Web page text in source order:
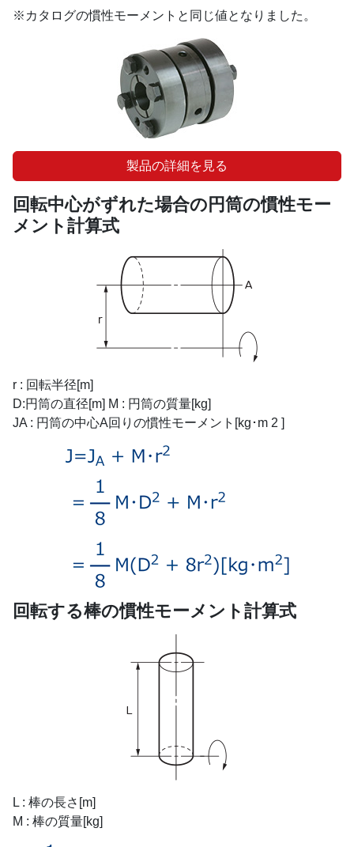
※カタログの慣性モーメントと同じ値となりました。
製品の詳細を見る
回転中心がずれた場合の円筒の慣性モー
メント計算式
r : 回転半径[m]
D:円筒の直径[m] M : 円筒の質量[kg]
JA : 円筒の中心A回りの慣性モーメント[kg･m 2 ]
回転する棒の慣性モーメント計算式
L : 棒の長さ[m]
M : 棒の質量[kg]